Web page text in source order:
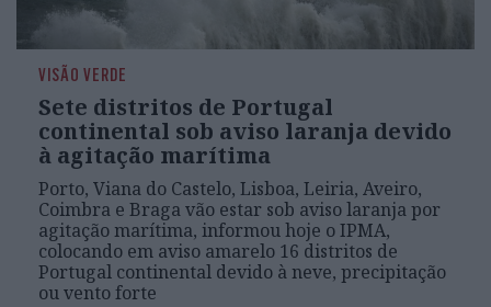
VISÃO VERDE
Sete distritos de Portugal
continental sob aviso laranja devido
à agitação marítima
Porto, Viana do Castelo, Lisboa, Leiria, Aveiro,
Coimbra e Braga vão estar sob aviso laranja por
agitação marítima, informou hoje o IPMA,
colocando em aviso amarelo 16 distritos de
Portugal continental devido à neve, precipitação
ou vento forte